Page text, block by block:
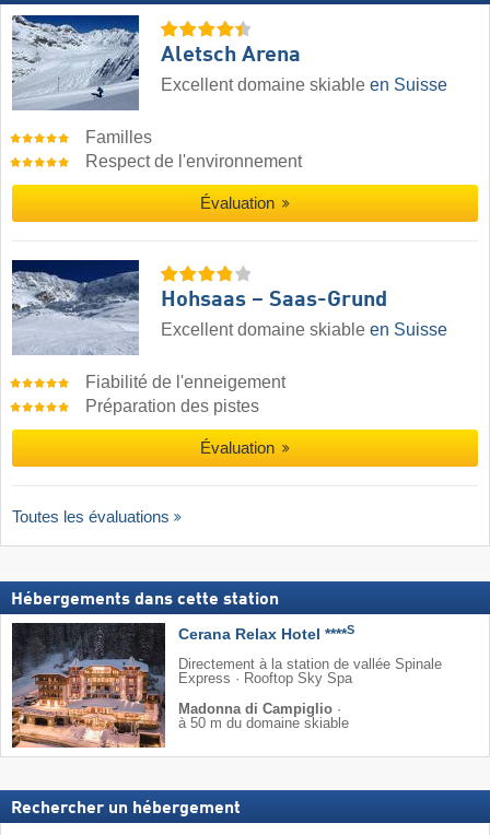
Aletsch Arena
Excellent domaine skiable en Suisse
Familles
Respect de l'environnement
Évaluation
Hohsaas – Saas-Grund
Excellent domaine skiable en Suisse
Fiabilité de l'enneigement
Préparation des pistes
Évaluation
Toutes les évaluations
Hébergements dans cette station
Cerana Relax Hotel ****S
Directement à la station de vallée Spinale
Express · Rooftop Sky Spa
Madonna di Campiglio ·
à 50 m du domaine skiable
Rechercher un hébergement